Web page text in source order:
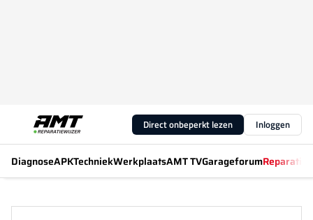
Direct onbeperkt lezen Inloggen
DiagnoseAPKTechniekWerkplaatsAMT TVGarageforum